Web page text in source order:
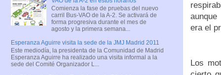
era el
Los
Comienza la fase de pruebas del nuevo
carril Bus-VAO de la A-2. Se activará de
forma progresiva durante el mes de
agosto y la primera semana...
Esperanza Aguirre visita la sede de la JMJ Madrid 2011
Este mediodía, la presidenta de la Comunidad de Madrid
Esperanza Aguirre ha realizado una visita informal a la
sede del Comité Organizador L...